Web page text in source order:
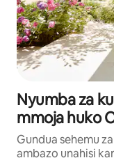
Nyumba za
mmoja huko
Gundua sehemu
ambazo unahisi